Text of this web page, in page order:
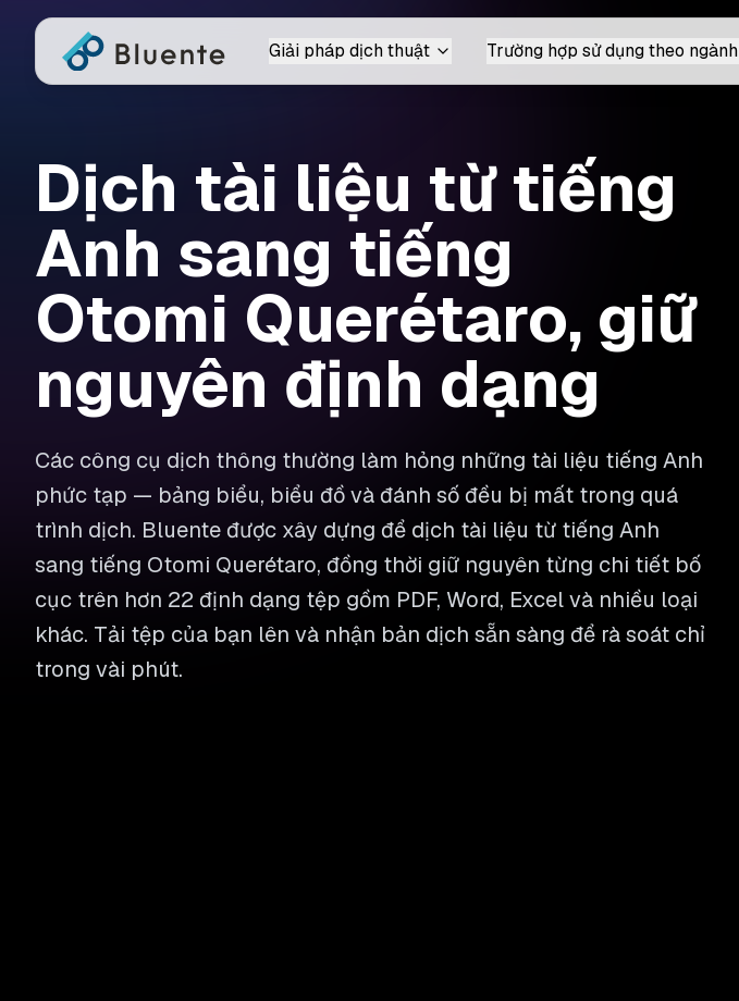
Giải pháp dịch thuật Trường hợp sử dụng theo ngành
Dịch tài liệu từ tiếng
Anh sang tiếng
Otomi Querétaro, giữ
nguyên định dạng
Các công cụ dịch thông thường làm hỏng những tài liệu tiếng Anh
phức tạp — bảng biểu, biểu đồ và đánh số đều bị mất trong quá
trình dịch. Bluente được xây dựng để dịch tài liệu từ tiếng Anh
sang tiếng Otomi Querétaro, đồng thời giữ nguyên từng chi tiết bố
cục trên hơn 22 định dạng tệp gồm PDF, Word, Excel và nhiều loại
khác. Tải tệp của bạn lên và nhận bản dịch sẵn sàng để rà soát chỉ
trong vài phút.